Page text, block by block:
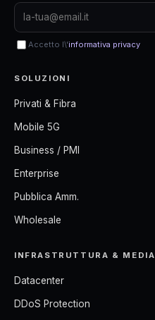
Accetto l\'informativa privacy
SOLUZIONI
Privati & Fibra
Mobile 5G
Business / PMI
Enterprise
Pubblica Amm.
Wholesale
INFRASTRUTTURA & MEDIA
Datacenter
DDoS Protection